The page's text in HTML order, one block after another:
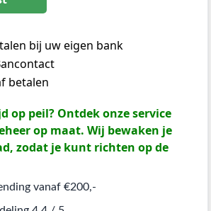
op peil? Ontdek onze service
op maat. Wij bewaken je
zodat je kunt richten op de
vanaf €200,-